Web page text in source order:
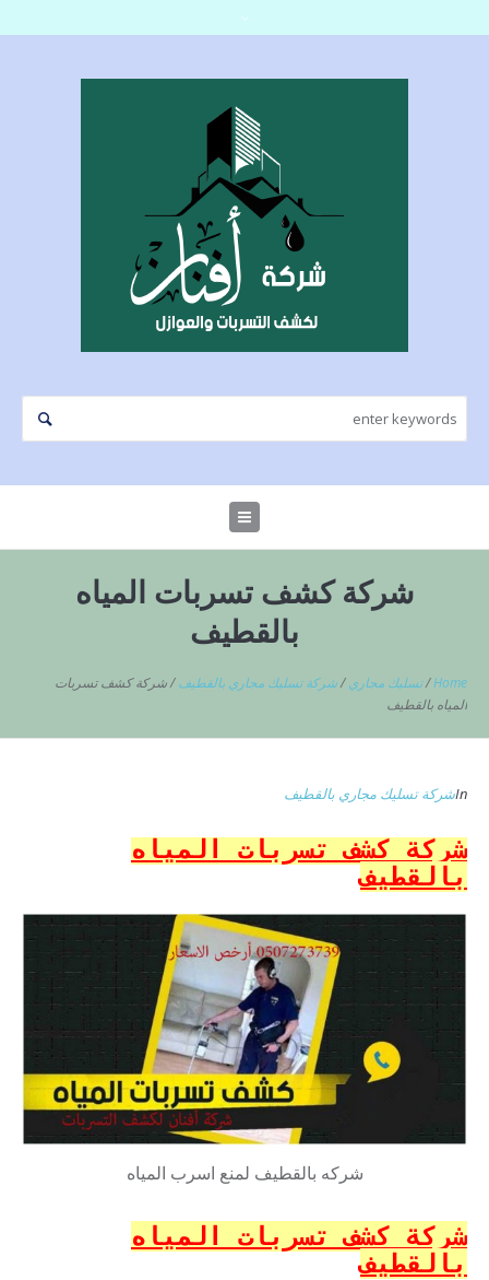
شركة كشف تسربات المياه
بالقطيف
Home
/تسليك مجاري /شركة تسليك مجاري بالقطيف /شركة كشف تسربات
المياه بالقطيف
Inشركة تسليك مجاري بالقطيف
شركة كشف تسربات المياه
بالقطيف
شركه بالقطيف لمنع اسرب المياه
شركة كشف تسربات المياه
بالقطيف